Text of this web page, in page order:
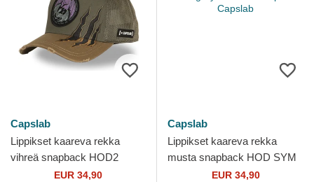
Capslab
Lippikset kaareva rekka
vihreä snapback HOD2
DRAB Targaryen
EUR 34,90
Capslab
Lippikset kaareva rekka
musta snapback HOD SYM
Targaryen Valtaistuinpeli
EUR 34,90